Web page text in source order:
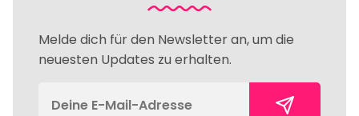
Melde dich für den Newsletter an, um die
neuesten Updates zu erhalten.